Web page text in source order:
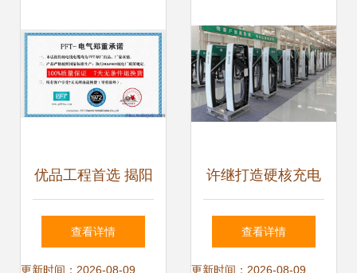
优品工程首选 揭阳
市特级防水防腐室
查看详情
更新时间：2026-08-09
许继打造硬核充电
桩 助力新基建网络
查看详情
更新时间：2026-08-09